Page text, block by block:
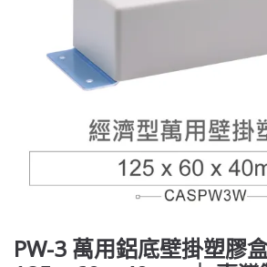
PW-3 萬用鋁底壁掛塑膠盒